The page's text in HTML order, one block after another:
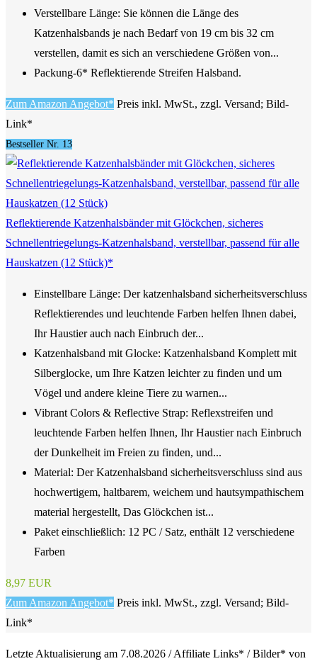
Verstellbare Länge: Sie können die Länge des
Katzenhalsbands je nach Bedarf von 19 cm bis 32 cm
verstellen, damit es sich an verschiedene Größen von...
Packung-6* Reflektierende Streifen Halsband.
Zum Amazon Angebot* Preis inkl. MwSt., zzgl. Versand; Bild-
Link*
Bestseller Nr. 13
Reflektierende Katzenhalsbänder mit Glöckchen, sicheres
Schnellentriegelungs-Katzenhalsband, verstellbar, passend für alle
Hauskatzen (12 Stück)*
Einstellbare Länge: Der katzenhalsband sicherheitsverschluss
Reflektierendes und leuchtende Farben helfen Ihnen dabei,
Ihr Haustier auch nach Einbruch der...
Katzenhalsband mit Glocke: Katzenhalsband Komplett mit
Silberglocke, um Ihre Katzen leichter zu finden und um
Vögel und andere kleine Tiere zu warnen...
Vibrant Colors & Reflective Strap: Reflexstreifen und
leuchtende Farben helfen Ihnen, Ihr Haustier nach Einbruch
der Dunkelheit im Freien zu finden, und...
Material: Der Katzenhalsband sicherheitsverschluss sind aus
hochwertigem, haltbarem, weichem und hautsympathischem
material hergestellt, Das Glöckchen ist...
Paket einschließlich: 12 PC / Satz, enthält 12 verschiedene
Farben
8,97 EUR
Zum Amazon Angebot* Preis inkl. MwSt., zzgl. Versand; Bild-
Link*
Letzte Aktualisierung am 7.08.2026 / Affiliate Links* / Bilder* von